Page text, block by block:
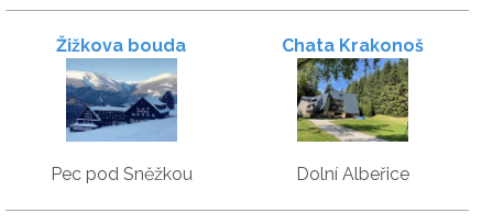
Žižkova bouda
Pec pod Sněžkou
Chata Krakonoš
Dolní Albeřice